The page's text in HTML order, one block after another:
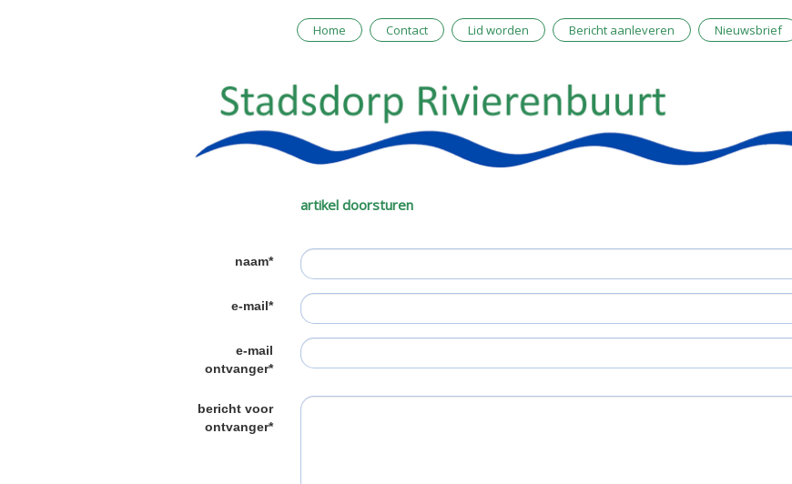
Home Contact Lid worden Bericht aanleveren Nieuwsbrief
artikel doorsturen
naam*
e-mail*
e-mail
ontvanger*
bericht voor
ontvanger*